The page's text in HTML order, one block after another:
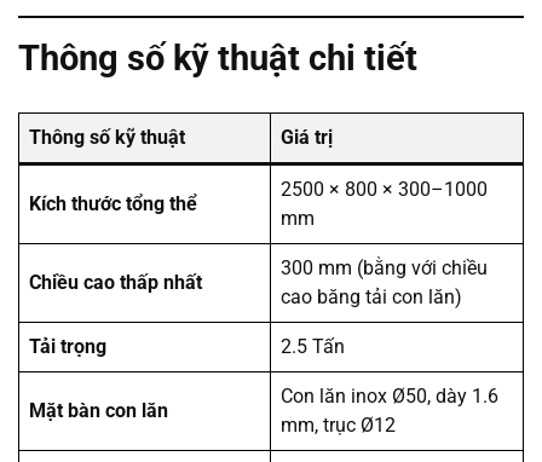
Thông số kỹ thuật chi tiết
Thông số kỹ thuật Giá trị
Kích thước tổng thể
2500 × 800 × 300–1000
mm
Chiều cao thấp nhất
300 mm (bằng với chiều
cao băng tải con lăn)
Tải trọng 2.5 Tấn
Mặt bàn con lăn
Con lăn inox Ø50, dày 1.6
mm, trục Ø12